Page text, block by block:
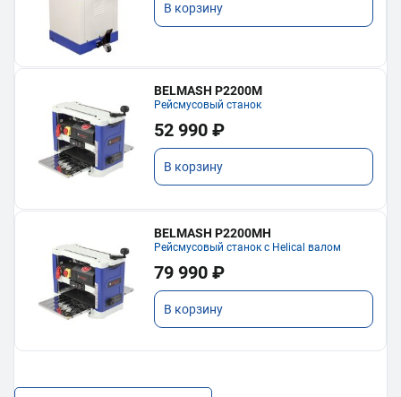
В корзину
BELMASH P2200M
Рейсмусовый станок
52 990 ₽
В корзину
BELMASH P2200MH
Рейсмусовый станок с Helical валом
79 990 ₽
В корзину